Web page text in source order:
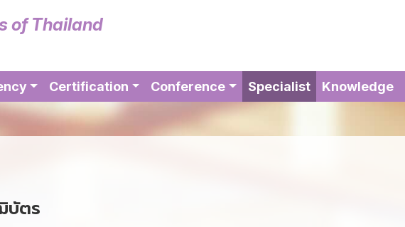
of Thailand
Certification Conference Specialist(current)
Knowledge
บัตร